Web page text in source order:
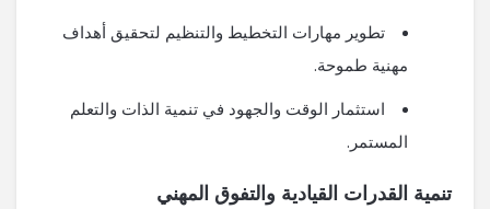
تطوير مهارات التخطيط والتنظيم لتحقيق أهداف
مهنية طموحة.
استثمار الوقت والجهود في تنمية الذات والتعلم
المستمر.
تنمية القدرات القيادية والتفوق المهني